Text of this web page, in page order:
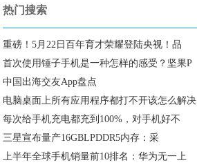
热门搜索
重磅！5月22日百年育才荣耀登陆央视！品
首次使用锤子手机是一种怎样的感受？坚果P
中国出海交友App盘点
电脑桌面上所有应用程序都打不开该怎么解决
每次给手机充电都充到100%，对手机好不
三星宣布量产16GBLPDDR5内存：采
上半年全球手机销量前10排名：华为无一上